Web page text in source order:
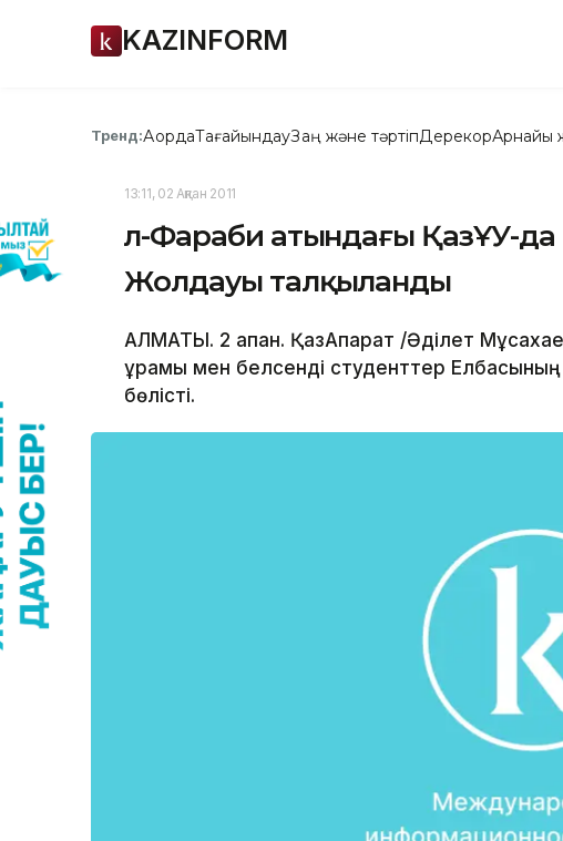
KAZINFORM
Тренд:АқордаТағайындауЗаң және тәртіпДерекқорАрнайы
13:11, 02 Ақпан 2011
Әл-Фараби атындағы ҚазҰУ-
Жолдауы талқыланды
АЛМАТЫ. 2 ақпан. ҚазАқпарат /Әділет
құрамы мен белсенді студенттер
бөлісті.